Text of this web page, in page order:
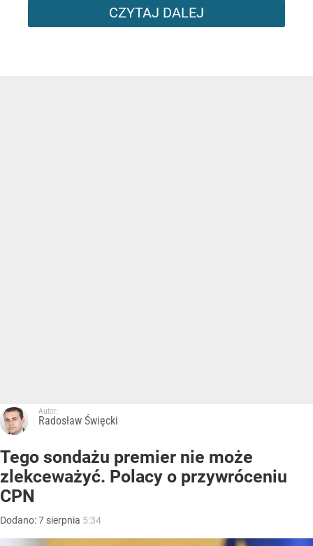
CZYTAJ DALEJ
Autor:
Radosław Święcki
Tego sondażu premier nie może
zlekceważyć. Polacy o przywróceniu
CPN
Dodano:7 sierpnia 5:34